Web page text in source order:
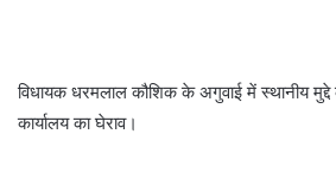
विधायक धरमलाल कौशिक के अगुवाई में स्थानीय
कार्यालय का घेराव।